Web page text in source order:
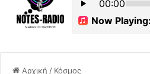
Αρχική / Κόσμος